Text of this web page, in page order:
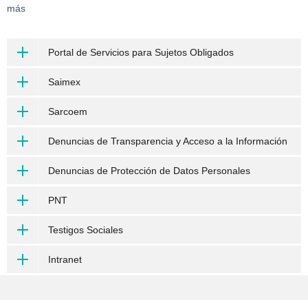
más
Portal de Servicios para Sujetos Obligados
Saimex
Sarcoem
Denuncias de Transparencia y Acceso a la Información
Denuncias de Protección de Datos Personales
PNT
Testigos Sociales
Intranet